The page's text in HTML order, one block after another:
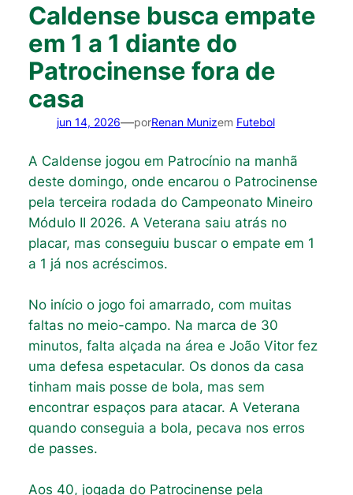
Caldense busca empate
em 1 a 1 diante do
Patrocinense fora de
casa
jun 14, 2026—porRenan Munizem Futebol
A Caldense jogou em Patrocínio na manhã
deste domingo, onde encarou o Patrocinense
pela terceira rodada do Campeonato Mineiro
Módulo II 2026. A Veterana saiu atrás no
placar, mas conseguiu buscar o empate em 1
a 1 já nos acréscimos.
No início o jogo foi amarrado, com muitas
faltas no meio-campo. Na marca de 30
minutos, falta alçada na área e João Vitor fez
uma defesa espetacular. Os donos da casa
tinham mais posse de bola, mas sem
encontrar espaços para atacar. A Veterana
quando conseguia a bola, pecava nos erros
de passes.
Aos 40, jogada do Patrocinense pela